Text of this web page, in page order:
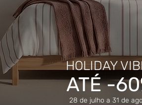
HOLIDAY
ATÉ -
28 de julho a 31 de